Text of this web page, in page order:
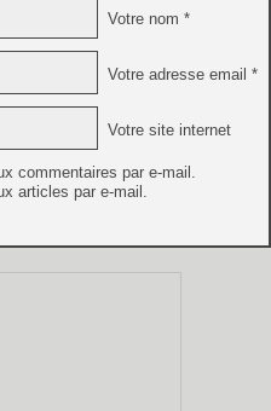
Votre nom *
Votre adresse email *
Votre site internet
commentaires par e-mail.
articles par e-mail.